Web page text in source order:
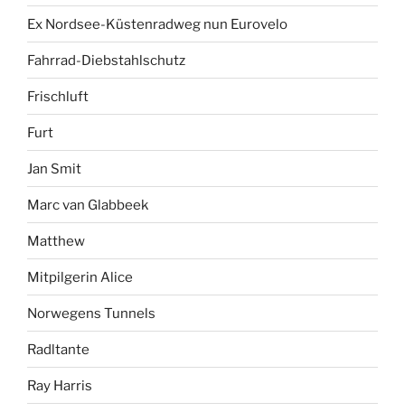
Ex Nordsee-Küstenradweg nun Eurovelo
Fahrrad-Diebstahlschutz
Frischluft
Furt
Jan Smit
Marc van Glabbeek
Matthew
Mitpilgerin Alice
Norwegens Tunnels
Radltante
Ray Harris